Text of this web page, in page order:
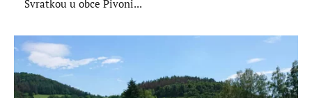
Svratkou u obce Pivoni...